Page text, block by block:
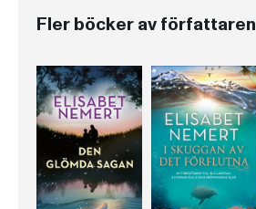
Fler böcker av författaren